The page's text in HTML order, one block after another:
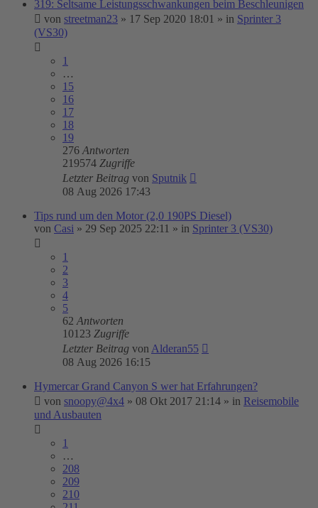
319: Seltsame Leistungsschwankungen beim Beschleunigen
von streetman23 » 17 Sep 2020 18:01 » in Sprinter 3
(VS30)
1
…
15
16
17
18
19
276 Antworten
219574 Zugriffe
Letzter Beitrag von Sputnik
08 Aug 2026 17:43
Tips rund um den Motor (2,0 190PS Diesel)
von Casi » 29 Sep 2025 22:11 » in Sprinter 3 (VS30)
1
2
3
4
5
62 Antworten
10123 Zugriffe
Letzter Beitrag von Alderan55
08 Aug 2026 16:15
Hymercar Grand Canyon S wer hat Erfahrungen?
von snoopy@4x4 » 08 Okt 2017 21:14 » in Reisemobile
und Ausbauten
1
…
208
209
210